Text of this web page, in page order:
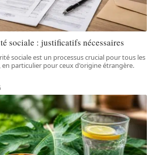
sociale : justificatifs nécessaires
sociale est un processus crucial pour tous les
en particulier pour ceux d'origine étrangère.